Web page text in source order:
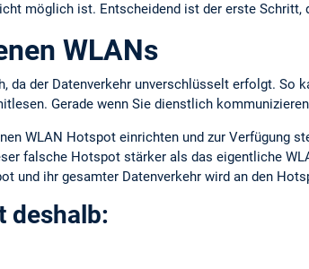
möglich ist. Entscheidend ist der erste Schritt,
WLANs
da der Datenverkehr unverschlüsselt erfolgt. So
Gerade wenn Sie dienstlich
WLAN Hotspot einrichten und zur Verfügung
falsche Hotspot stärker als das eigentliche
und ihr gesamter Datenverkehr wird an den
deshalb: